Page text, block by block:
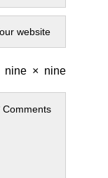
nine
×
nine